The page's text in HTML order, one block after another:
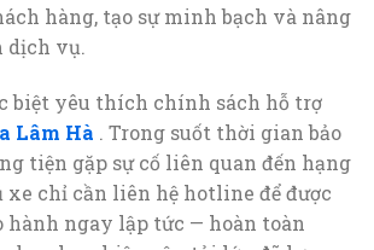
hàng, tạo sự minh bạch và nâng
dịch vụ.
biệt yêu thích chính sách hỗ trợ
Lâm Hà . Trong suốt thời gian bảo
tiện gặp sự cố liên quan đến hạng
xe chỉ cần liên hệ hotline để được
hành ngay lập tức — hoàn toàn